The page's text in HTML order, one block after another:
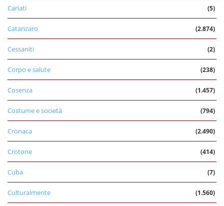
Cariati (5)
Catanzaro (2.874)
Cessaniti (2)
Corpo e salute (238)
Cosenza (1.457)
Costume e società (794)
Cronaca (2.490)
Crotone (414)
Cuba (7)
Culturalmente (1.560)